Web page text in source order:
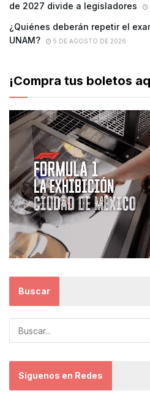
de 2027 divide a legisladores
¿Quiénes deberán repetir el
UNAM?
5 DE AGOSTO DE 2026
¡Compra tus boletos
Buscar
Síguenos en Redes